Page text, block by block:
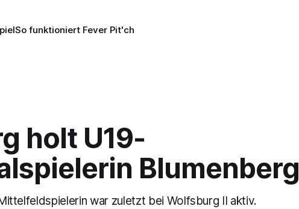
So funktioniert Fever Pit'ch
holt U19-
Blumenberg
war zuletzt bei Wolfsburg II aktiv.